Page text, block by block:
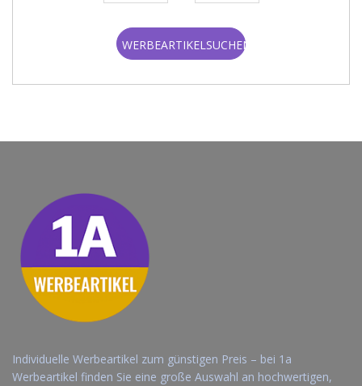
WERBEARTIKELSUCHEN
Individuelle Werbeartikel zum günstigen Preis – bei 1a
Werbeartikel finden Sie eine große Auswahl an hochwertigen,